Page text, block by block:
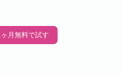
ヶ月無料で試す